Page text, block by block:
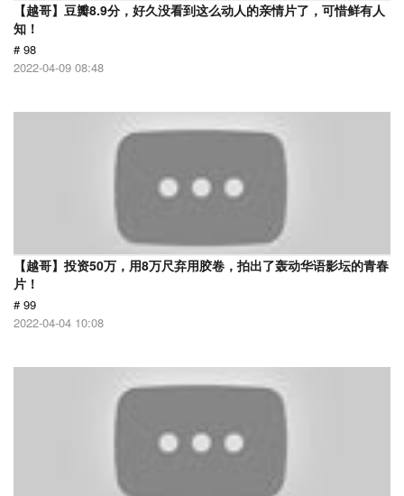
【越哥】豆瓣8.9分，好久没看到这么动人的亲情片了，可惜鲜有人
知！
# 98
2022-04-09 08:48
【越哥】投资50万，用8万尺弃用胶卷，拍出了轰动华语影坛的青春
片！
# 99
2022-04-04 10:08